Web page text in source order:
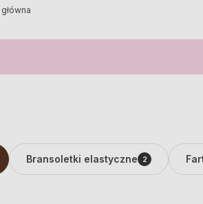
Bransoletki elastyczne 2